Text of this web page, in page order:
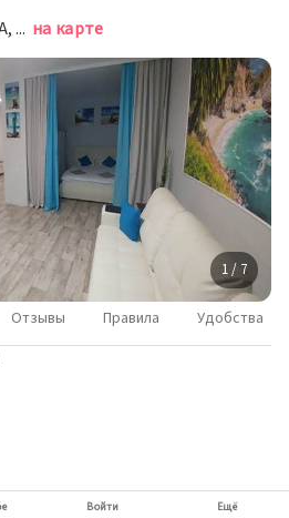
улица Федерации, д.130А, Ульяновск на карте
1 / 7
Отзывы Правила Удобства
Войти Ещё